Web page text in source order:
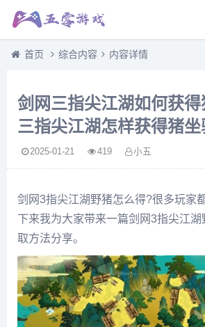
首页 综合内容 内容详情
剑网三指尖江湖如何获
三指尖江湖怎样获得猪
2025-01-21 419 小五
剑网3指尖江湖野猪怎么得?很多玩家
下来我为大家带来一篇剑网3指尖江
取方法分享。